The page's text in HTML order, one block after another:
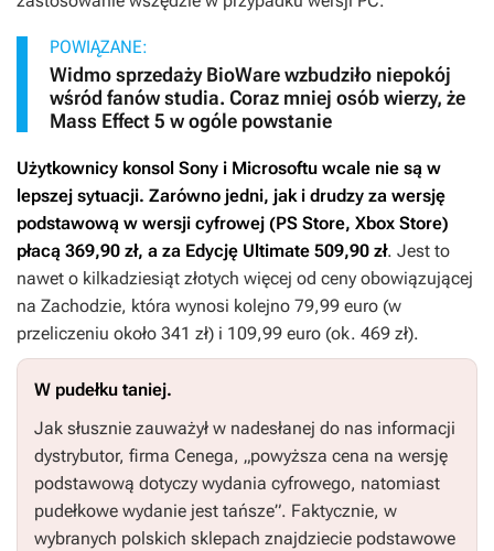
POWIĄZANE:
Widmo sprzedaży BioWare wzbudziło niepokój
wśród fanów studia. Coraz mniej osób wierzy, że
Mass Effect 5 w ogóle powstanie
Użytkownicy konsol Sony i Microsoftu wcale nie są w
lepszej sytuacji. Zarówno jedni, jak i drudzy za wersję
podstawową w wersji cyfrowej (PS Store, Xbox Store)
płacą 369,90 zł, a za Edycję Ultimate 509,90 zł. Jest to
nawet o kilkadziesiąt złotych więcej od ceny obowiązującej
na Zachodzie, która wynosi kolejno 79,99 euro (w
przeliczeniu około 341 zł) i 109,99 euro (ok. 469 zł).
W pudełku taniej.
Jak słusznie zauważył w nadesłanej do nas informacji
dystrybutor, firma Cenega, „powyższa cena na wersję
podstawową dotyczy wydania cyfrowego, natomiast
pudełkowe wydanie jest tańsze”. Faktycznie, w
wybranych polskich sklepach znajdziecie podstawowe